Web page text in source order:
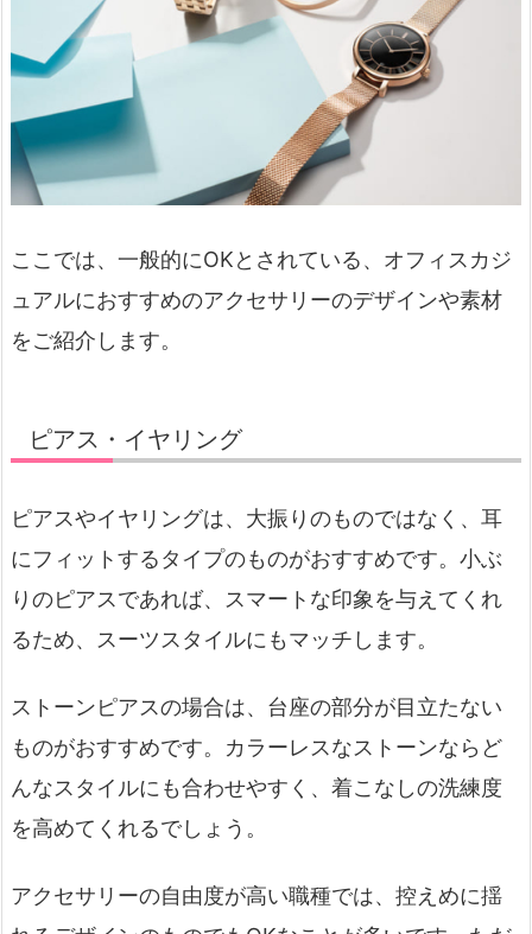
ここでは、一般的にOKとされている、オフィスカジ
ュアルにおすすめのアクセサリーのデザインや素材
をご紹介します。
ピアス・イヤリング
ピアスやイヤリングは、大振りのものではなく、耳
にフィットするタイプのものがおすすめです。小ぶ
りのピアスであれば、スマートな印象を与えてくれ
るため、スーツスタイルにもマッチします。
ストーンピアスの場合は、台座の部分が目立たない
ものがおすすめです。カラーレスなストーンならど
んなスタイルにも合わせやすく、着こなしの洗練度
を高めてくれるでしょう。
アクセサリーの自由度が高い職種では、控えめに揺